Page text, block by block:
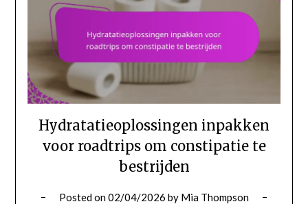
Hydratatieoplossingen inpakken
voor roadtrips om constipatie te
bestrijden
Posted on02/04/2026 by Mia Thompson